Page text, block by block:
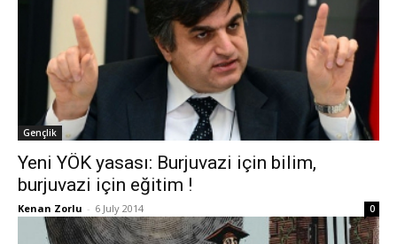
Gençlik
Yeni YÖK yasası: Burjuvazi için bilim,
burjuvazi için eğitim !
Kenan Zorlu - 6 July 2014 0